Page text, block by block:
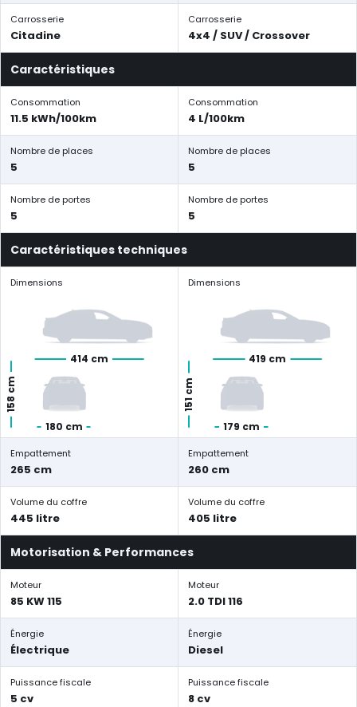
Carrosserie
Citadine
Carrosserie
4x4 / SUV / Crossover
Caractéristiques
Consommation
11.5 kWh/100km
Consommation
4 L/100km
Nombre de places
5
Nombre de places
5
Nombre de portes
5
Nombre de portes
5
Caractéristiques techniques
Dimensions
414 cm
180 cm
158 cm
Dimensions
419 cm
179 cm
151 cm
Empattement
265 cm
Empattement
260 cm
Volume du coffre
445 litre
Volume du coffre
405 litre
Motorisation & Performances
Moteur
85 KW 115
Moteur
2.0 TDI 116
Énergie
Électrique
Énergie
Diesel
Puissance fiscale
5 cv
Puissance fiscale
8 cv